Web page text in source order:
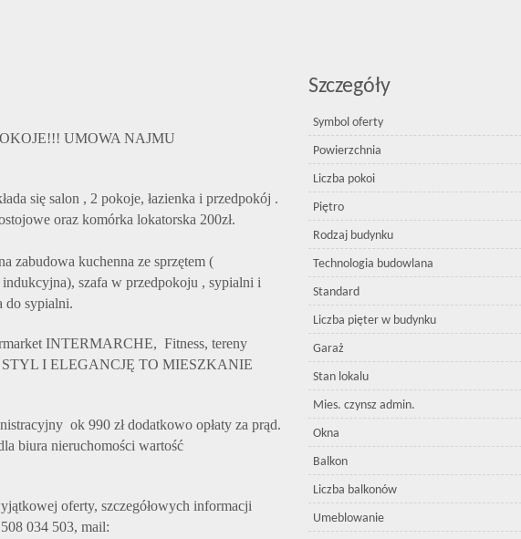
UMOWA NAJMU
się salon , 2 pokoje, łazienka i przedpokój .
oraz komórka lokatorska 200zł.
zabudowa kuchenna ze sprzętem (
szafa w przedpokoju , sypialni i
do sypialni.
INTERMARCHE, Fitness, tereny
STYL I ELEGANCJĘ TO MIESZKANIE
ok 990 zł dodatkowo opłaty za prąd.
biura nieruchomości wartość
oferty, szczegółowych informacji
034 503, mail:
Szczegóły
Symbol oferty
Powierzchnia
Liczba pokoi
Piętro
Rodzaj budynku
Technologia budowlana
Standard
Liczba pięter w budynku
Garaż
Stan lokalu
Mies. czynsz admin.
Okna
Balkon
Liczba balkonów
Umeblowanie